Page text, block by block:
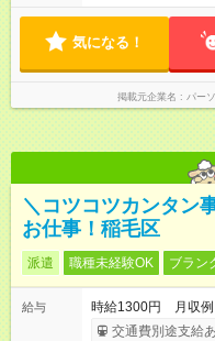
気になる！
掲載元企業名 パー
＼コツコツカンタン
お仕事！稲毛区
派遣 職種未経験OK ブラン
給与
時給1300円 月収例
交通費別途支給